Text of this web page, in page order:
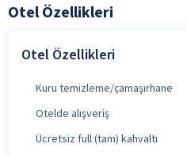
Otel Özellikleri
Otel Özellikleri
Kuru temizleme/çamaşırhane
Otelde alışveriş
Ücretsiz full (tam) kahvaltı